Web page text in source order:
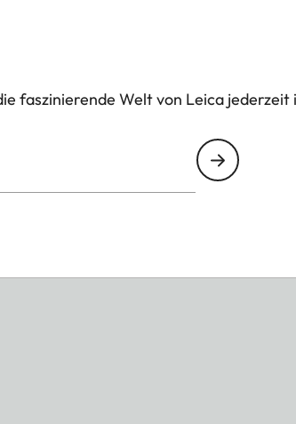
faszinierende Welt von Leica